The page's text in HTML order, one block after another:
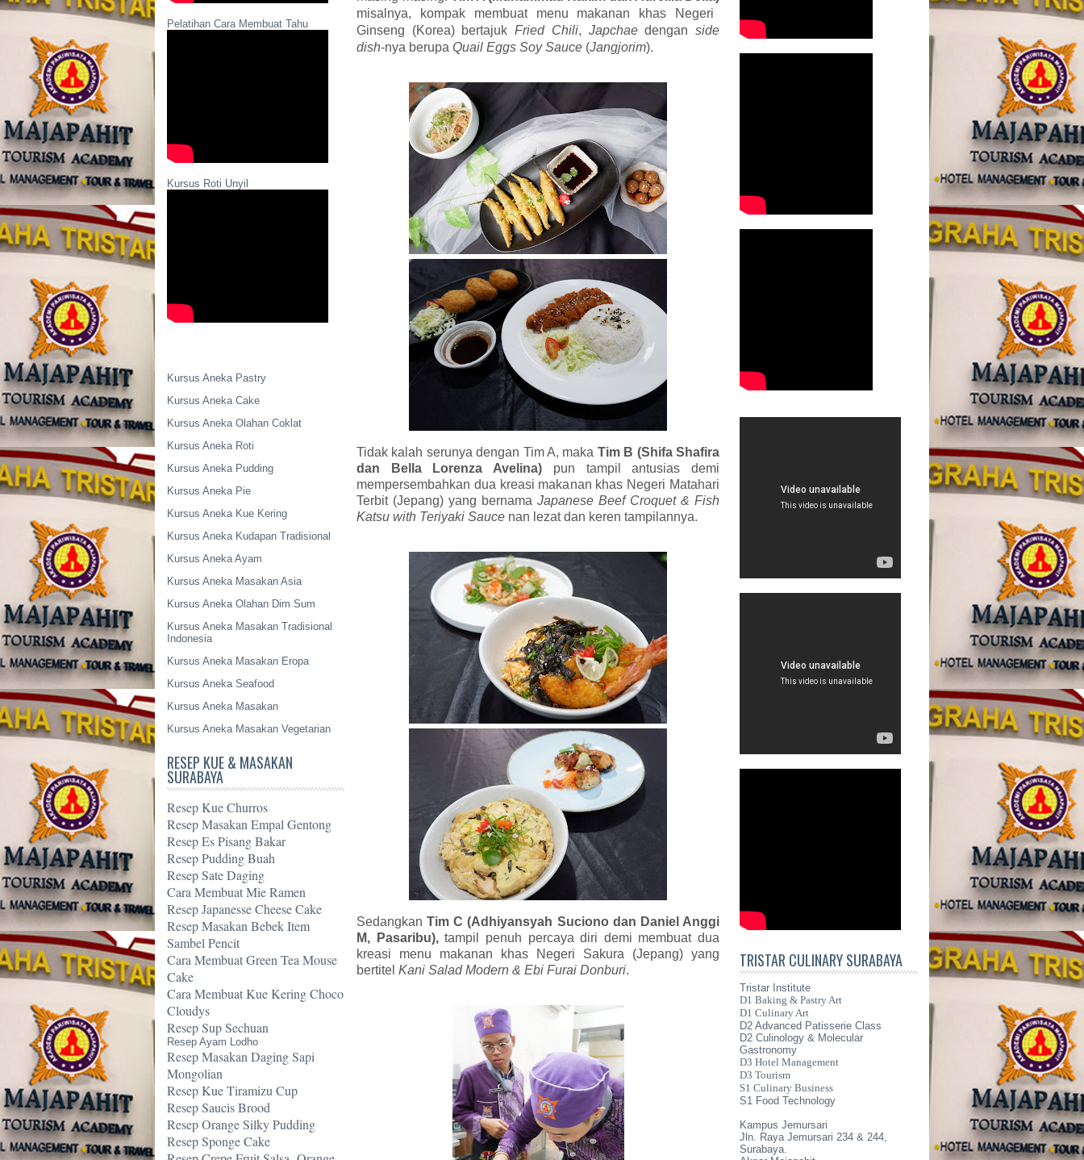
Pelatihan Cara Membuat Tahu
Kursus Roti Unyil
Kursus Aneka Pastry
Kursus Aneka Cake
Kursus Aneka Olahan Coklat
Kursus Aneka Roti
Kursus Aneka Pudding
Kursus Aneka Pie
Kursus Aneka Kue Kering
Kursus Aneka Kudapan Tradisional
Kursus Aneka Ayam
Kursus Aneka Masakan Asia
Kursus Aneka Olahan Dim Sum
Kursus Aneka Masakan Tradisional
Indonesia
Kursus Aneka Masakan Eropa
Kursus Aneka Seafood
Kursus Aneka Masakan
Kursus Aneka Masakan Vegetarian
RESEP KUE & MASAKAN
SURABAYA
Resep Kue Churros
Resep Masakan Empal Gentong
Resep Es Pisang Bakar
Resep Pudding Buah
Resep Sate Daging
Cara Membuat Mie Ramen
Resep Japanesse Cheese Cake
Resep Masakan Bebek Item
Sambel Pencit
Cara Membuat Green Tea Mouse
Cake
Cara Membuat Kue Kering Choco
Cloudys
Resep Sup Sechuan
Resep Ayam Lodho
Resep Masakan Daging Sapi
Mongolian
Resep Kue Tiramizu Cup
Resep Saucis Brood
Resep Orange Silky Pudding
Resep Sponge Cake
misalnya, kompak membuat menu makanan khas Negeri
Ginseng (Korea) bertajukFried Chili, Japchaedenganside
dish-nya berupa Quail Eggs Soy Sauce (Jangjorim).
Tidak kalah serunya dengan Tim A, maka Tim B (Shifa Shafira
dan Bella Lorenza Avelina) pun tampil antusias demi
mempersembahkan dua kreasi makanan khas Negeri Matahari
Terbit (Jepang) yang bernama Japanese Beef Croquet & Fish
Katsu with Teriyaki Sauce nan lezat dan keren tampilannya.
Sedangkan Tim C (Adhiyansyah Suciono dan Daniel Anggi
M, Pasaribu),tampil penuh percaya diri demi membuat dua
kreasi menu makanan khas Negeri Sakura (Jepang) yang
bertitel Kani Salad Modern & Ebi Furai Donburi. TRISTAR CULINARY SURABAYA
Tristar Institute
D1 Baking & Pastry Art
D1 Culinary Art
D2 Advanced Patisserie Class
D2 Culinology & Molecular
Gastronomy
D3 Hotel Management
D3 Tourism
S1 Culinary Business
S1 Food Technology
Kampus Jemursari
Jln. Raya Jemursari 234 & 244,
Surabaya.